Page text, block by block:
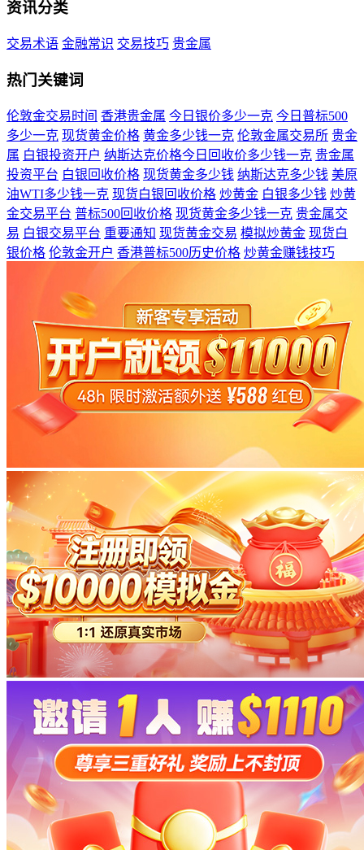
资讯分类
交易术语 金融常识 交易技巧 贵金属
热门关键词
伦敦金交易时间 香港贵金属 今日银价多少一克 今日普标500
多少一克 现货黄金价格 黄金多少钱一克 伦敦金属交易所 贵金
属 白银投资开户 纳斯达克价格今日回收价多少钱一克 贵金属
投资平台 白银回收价格 现货黄金多少钱 纳斯达克多少钱 美原
油WTI多少钱一克 现货白银回收价格 炒黄金 白银多少钱 炒黄
金交易平台 普标500回收价格 现货黄金多少钱一克 贵金属交
易 白银交易平台 重要通知 现货黄金交易 模拟炒黄金 现货白
银价格 伦敦金开户 香港普标500历史价格 炒黄金赚钱技巧